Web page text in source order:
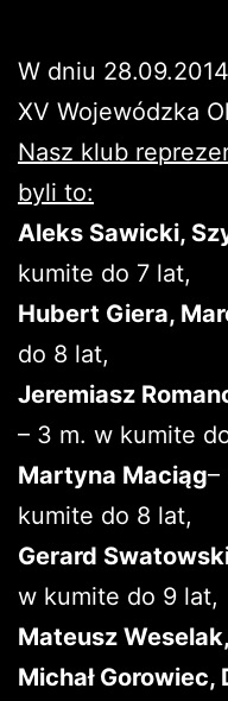
W dniu
XV Wojewódzka
Nasz klub
byli to:
Aleks Sawicki,
kumite do 7 lat,
Hubert Giera,
do 8 lat,
Jeremiasz
– 3 m. w kumite
Martyna Maciąg–
kumite do 8 lat,
Gerard
w kumite do 9 lat,
Mateusz
Michał